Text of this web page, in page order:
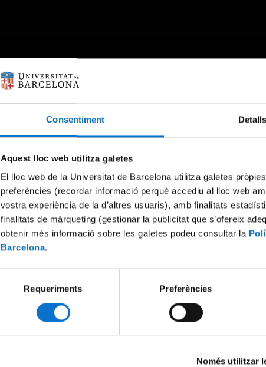
Consentiment Detalls
Aquest lloc web utilitza galetes
El lloc web de la Universitat de Barcelona utilitza galetes
preferències (recordar informació perquè accediu al lloc web
vostra experiència de la d’altres usuaris), amb finalitats
finalitats de màrqueting (gestionar la publicitat que s’ofereix
obtenir més informació sobre les galetes podeu consultar la
Barcelona.
Requeriments Preferències
Només utilitzar
Something
Try again